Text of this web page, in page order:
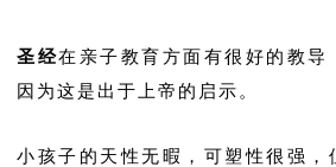
圣经在亲子教育方面有很好的教导
因为这是出于上帝的启示。
小孩子的天性无暇，可塑性很强，